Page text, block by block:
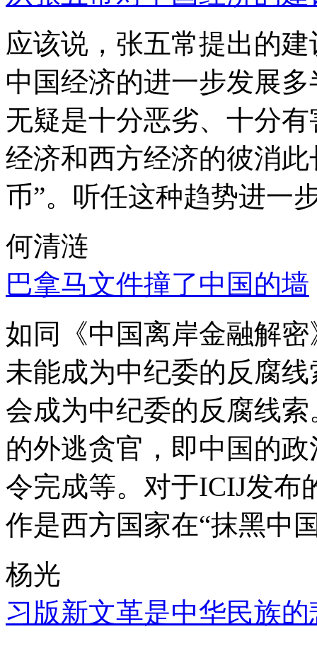
应该说，张五常提出的
中国经济的进一步发展
无疑是十分恶劣、十分
经济和西方经济的彼消
币”。听任这种趋势进一
何清涟
巴拿马文件撞了中国的墙
如同《中国离岸金融解
未能成为中纪委的反腐
会成为中纪委的反腐线
的外逃贪官，即中国的
令完成等。对于ICIJ发布
作是西方国家在“抹黑中
杨光
习版新文革是中华民族的